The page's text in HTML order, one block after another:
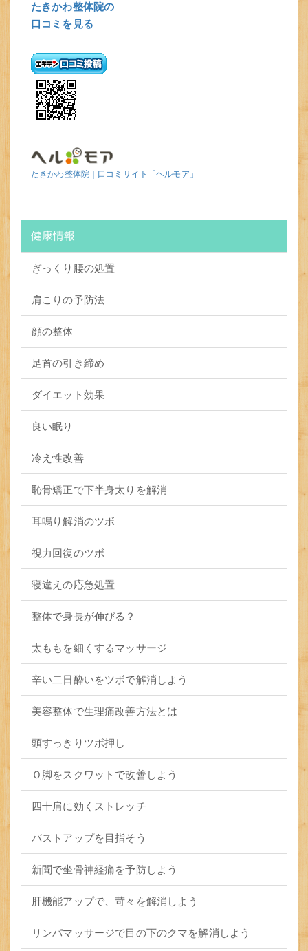
たきかわ整体院の
口コミを見る
たきかわ整体院｜口コミサイト「ヘルモア」
健康情報
ぎっくり腰の処置
肩こりの予防法
顔の整体
足首の引き締め
ダイエット効果
良い眠り
冷え性改善
恥骨矯正で下半身太りを解消
耳鳴り解消のツボ
視力回復のツボ
寝違えの応急処置
整体で身長が伸びる？
太ももを細くするマッサージ
辛い二日酔いをツボで解消しよう
美容整体で生理痛改善方法とは
頭すっきりツボ押し
Ｏ脚をスクワットで改善しよう
四十肩に効くストレッチ
バストアップを目指そう
新聞で坐骨神経痛を予防しよう
肝機能アップで、苛々を解消しよう
リンパマッサージで目の下のクマを解消しよう